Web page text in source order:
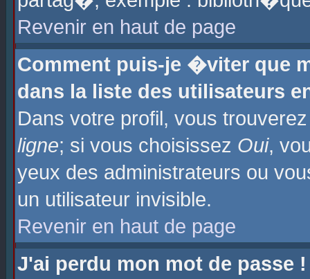
Revenir en haut de page
Comment puis-je �viter que
dans la liste des utilisateurs
Dans votre profil, vous
ligne; si vous choisissez Oui,
yeux des administrateurs ou
un utilisateur invisible.
Revenir en haut de page
J'ai perdu mon mot de passe !